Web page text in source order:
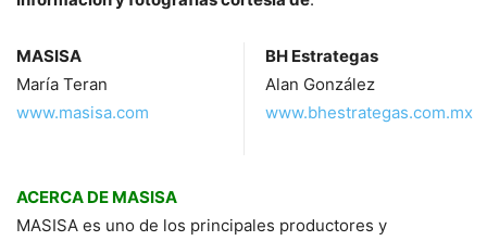
MASISA
María Teran
www.masisa.com
BH Estrategas
Alan González
www.bhestrategas.com.mx
ACERCA DE MASISA
MASISA es uno de los principales productores y